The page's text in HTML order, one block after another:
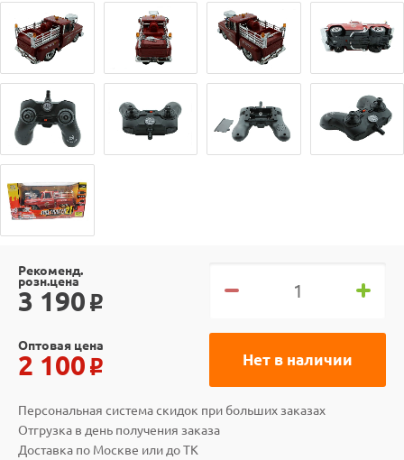
Рекоменд.
розн.цена
3 190 o
Нет в наличии
Оптовая цена
2 100 o
Персональная система скидок при больших заказах
Отгрузка в день получения заказа
Доставка по Москве или до ТК